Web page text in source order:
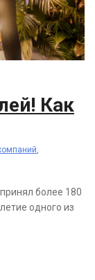
Как
,
более 180
одного из